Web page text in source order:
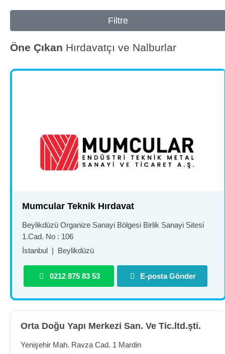
Filtre
Öne Çıkan Hırdavatçı ve Nalburlar
Mumcular Teknik Hırdavat
Beylikdüzü Organize Sanayi Bölgesi Birlik Sanayi Sitesi
1.Cad. No : 106
İstanbul | Beylikdüzü
0212 875 83 53 E-posta Gönder
Orta Doğu Yapı Merkezi San. Ve Tic.ltd.şti.
Yenişehir Mah. Ravza Cad. 1 Mardin